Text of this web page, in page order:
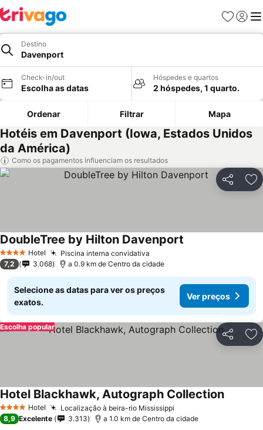
Favoritos
Iniciar
Destino
Davenport
Check-in/out
Escolha as datas
Hóspedes e quartos
2 hóspedes, 1 quarto.
Ordenar Filtrar Mapa
Hotéis em Davenport (Iowa, Estados Unidos
da América)
Como os pagamentos influenciam os resultados
Partilhar
4 EstrelasHotel Piscina interna convidativa
DoubleTree by Hilton Davenport
7,2 3.068 a 0.9 km de Centro da cidade
Selecione as datas para ver os preços
exatos.
Ver preços
Partilhar
Escolha popular
4 EstrelasHotel Localização à beira-rio Mississippi
Hotel Blackhawk, Autograph Collection
8,9 Excelente 3.313 a 1.0 km de Centro da cidade